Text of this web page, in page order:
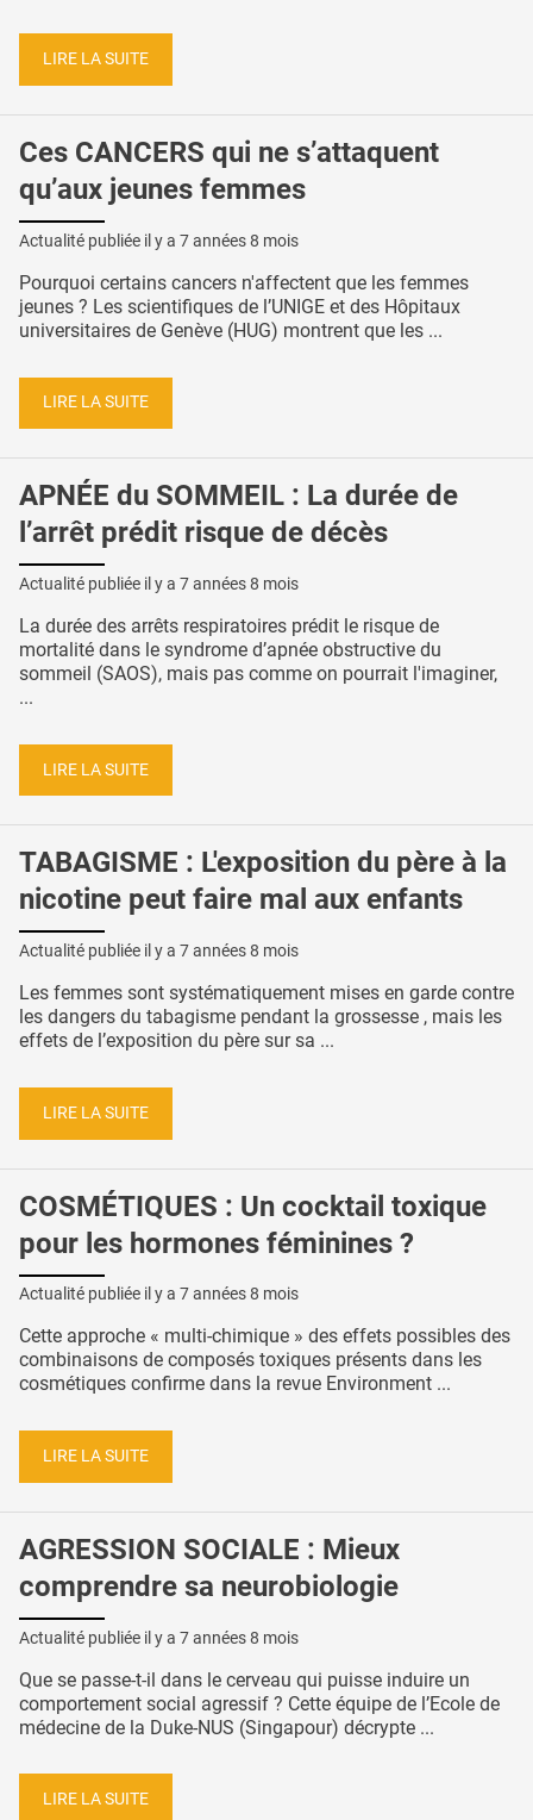
LIRE LA SUITE
Ces CANCERS qui ne s’attaquent
qu’aux jeunes femmes
Actualité publiée il y a 7 années 8 mois
Pourquoi certains cancers n'affectent que les femmes
jeunes ? Les scientifiques de l’UNIGE et des Hôpitaux
universitaires de Genève (HUG) montrent que les ...
LIRE LA SUITE
APNÉE du SOMMEIL : La durée de
l’arrêt prédit risque de décès
Actualité publiée il y a 7 années 8 mois
La durée des arrêts respiratoires prédit le risque de
mortalité dans le syndrome d’apnée obstructive du
sommeil (SAOS), mais pas comme on pourrait l'imaginer,
...
LIRE LA SUITE
TABAGISME : L'exposition du père à la
nicotine peut faire mal aux enfants
Actualité publiée il y a 7 années 8 mois
Les femmes sont systématiquement mises en garde contre
les dangers du tabagisme pendant la grossesse , mais les
effets de l’exposition du père sur sa ...
LIRE LA SUITE
COSMÉTIQUES : Un cocktail toxique
pour les hormones féminines ?
Actualité publiée il y a 7 années 8 mois
Cette approche « multi-chimique » des effets possibles des
combinaisons de composés toxiques présents dans les
cosmétiques confirme dans la revue Environment ...
LIRE LA SUITE
AGRESSION SOCIALE : Mieux
comprendre sa neurobiologie
Actualité publiée il y a 7 années 8 mois
Que se passe-t-il dans le cerveau qui puisse induire un
comportement social agressif ? Cette équipe de l’Ecole de
médecine de la Duke-NUS (Singapour) décrypte ...
LIRE LA SUITE